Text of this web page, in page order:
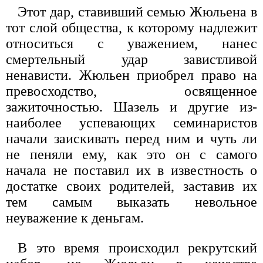
Этот дар, ставивший семью Жюльена в
тот слой общества, к которому надлежит
относиться с уважением, нанес
смертельный удар завистливой
ненависти. Жюльен приобрел право на
превосходство, освященное
зажиточностью. Шазель и другие из-
наиболее успевающих семинаристов
начали заискивать перед ним и чуть ли
не пеняли ему, как это он с самого
начала не поставил их в известность о
достатке своих родителей, заставив их
тем самым выказать невольное
неуважение к деньгам.
В это время происходил рекрутский